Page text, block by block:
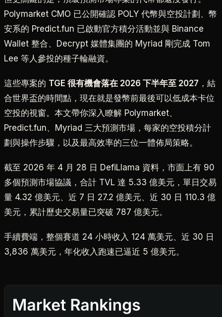
Polymarket CMO 已公開確認 POLY 代幣與空投計劃、幣
安系的 Predict.fun 已啟動官方積分活動並與 Binance
Wallet 整合、Decrypt 媒體集團的 Myriad 剛完成 Tom
Lee 等人參投的種子輪融資。
這些專案的 TGE 很有機會落在 2026 下半年至 2027 ，結
合世界盃的時間點，現在就是發幣前最後可以低成本卡位
空投的視窗。本文帶你深入瞭解 Polymarket、
Predict.fun、Myriad 三大預測市場，每家的空投積分計
劃與操作步驟，以及最高效率的三位一體佈局策略。
截至 2026 年 4 月 28 日 DefiLlama 資料，市面上有 90
多個預測市場協議，合計 TVL 達 5.33 億美元，單日交易
量 4.32 億美元、近 7 日 27.2 億美元、近 30 日 110.3 億
美元，累計歷史交易量已突破 787 億美元。
手續費端，整個賽道 24 小時收入 124 萬美元、近 30 日
3,836 萬美元，年化收入跑速已逼近 5 億美元。